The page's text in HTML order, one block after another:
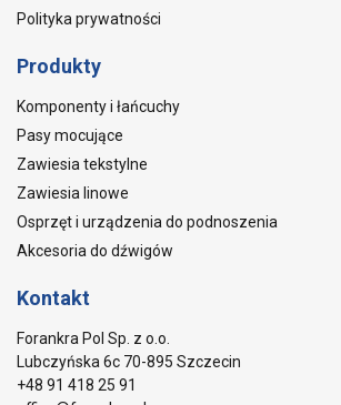
Polityka prywatności
Produkty
Komponenty i łańcuchy
Pasy mocujące
Zawiesia tekstylne
Zawiesia linowe
Osprzęt i urządzenia do podnoszenia
Akcesoria do dźwigów
Kontakt
Forankra Pol Sp. z o.o.
Lubczyńska 6c 70-895 Szczecin
+48 91 418 25 91